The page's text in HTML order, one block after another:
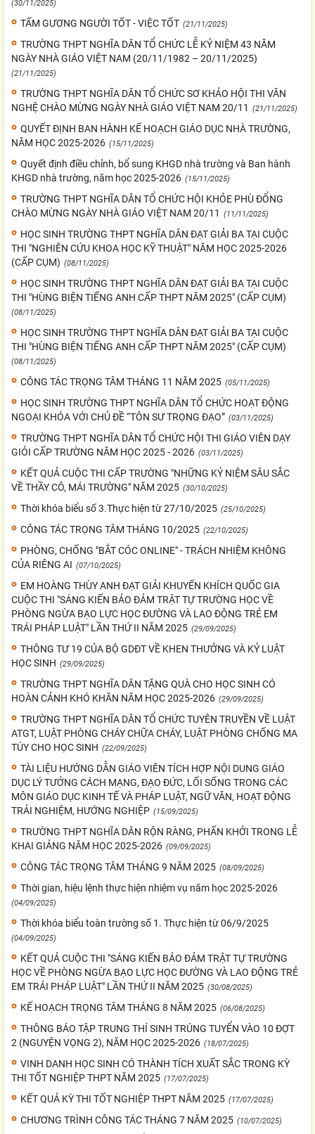
(30/11/2025)
TẤM GƯƠNG NGƯỜI TỐT - VIỆC TỐT (21/11/2025)
TRƯỜNG THPT NGHĨA DÂN TỔ CHỨC LỄ KỶ NIỆM 43 NĂM
NGÀY NHÀ GIÁO VIỆT NAM (20/11/1982 – 20/11/2025)
(21/11/2025)
TRƯỜNG THPT NGHĨA DÂN TỔ CHỨC SƠ KHẢO HỘI THI VĂN
NGHỆ CHÀO MỪNG NGÀY NHÀ GIÁO VIỆT NAM 20/11
(21/11/2025)
QUYẾT ĐỊNH BAN HÀNH KẾ HOẠCH GIÁO DỤC NHÀ TRƯỜNG,
NĂM HỌC 2025-2026 (15/11/2025)
Quyết định điều chỉnh, bổ sung KHGD nhà trường và Ban hành
KHGD nhà trường, năm học 2025-2026 (15/11/2025)
TRƯỜNG THPT NGHĨA DÂN TỔ CHỨC HỘI KHỎE PHÙ ĐỔNG
CHÀO MỪNG NGÀY NHÀ GIÁO VIỆT NAM 20/11
(11/11/2025)
HỌC SINH TRƯỜNG THPT NGHĨA DÂN ĐẠT GIẢI BA TẠI CUỘC
THI "NGHIÊN CỨU KHOA HỌC KỸ THUẬT" NĂM HỌC 2025-2026
(CẤP CỤM) (08/11/2025)
HỌC SINH TRƯỜNG THPT NGHĨA DÂN ĐẠT GIẢI BA TẠI CUỘC
THI "HÙNG BIỆN TIẾNG ANH CẤP THPT NĂM 2025" (CẤP CỤM)
(08/11/2025)
HỌC SINH TRƯỜNG THPT NGHĨA DÂN ĐẠT GIẢI BA TẠI CUỘC
THI "HÙNG BIỆN TIẾNG ANH CẤP THPT NĂM 2025" (CẤP CỤM)
(08/11/2025)
CÔNG TÁC TRỌNG TÂM THÁNG 11 NĂM 2025 (05/11/2025)
HỌC SINH TRƯỜNG THPT NGHĨA DÂN TỔ CHỨC HOẠT ĐỘNG
NGOẠI KHÓA VỚI CHỦ ĐỀ “TÔN SƯ TRỌNG ĐẠO” (03/11/2025)
TRƯỜNG THPT NGHĨA DÂN TỔ CHỨC HỘI THI GIÁO VIÊN DẠY
GIỎI CẤP TRƯỜNG NĂM HỌC 2025 - 2026 (03/11/2025)
KẾT QUẢ CUỘC THI CẤP TRƯỜNG "NHỮNG KỶ NIỆM SÂU SẮC
VỀ THẦY CÔ, MÁI TRƯỜNG" NĂM 2025 (30/10/2025)
Thời khóa biểu số 3.Thực hiện từ 27/10/2025 (25/10/2025)
CÔNG TÁC TRỌNG TÂM THÁNG 10/2025 (22/10/2025)
PHÒNG, CHỐNG "BẮT CÓC ONLINE" - TRÁCH NHIỆM KHÔNG
CỦA RIÊNG AI (07/10/2025)
EM HOÀNG THÙY ANH ĐẠT GIẢI KHUYẾN KHÍCH QUỐC GIA
CUỘC THI "SÁNG KIẾN BẢO ĐẢM TRẬT TỰ TRƯỜNG HỌC VỀ
PHÒNG NGỪA BẠO LỰC HỌC ĐƯỜNG VÀ LAO ĐỘNG TRẺ EM
TRÁI PHÁP LUẬT" LẦN THỨ II NĂM 2025 (29/09/2025)
THÔNG TƯ 19 CỦA BỘ GDĐT VỀ KHEN THƯỞNG VÀ KỶ LUẬT
HỌC SINH (29/09/2025)
TRƯỜNG THPT NGHĨA DÂN TẶNG QUÀ CHO HỌC SINH CÓ
HOÀN CẢNH KHÓ KHĂN NĂM HỌC 2025-2026 (29/09/2025)
TRƯỜNG THPT NGHĨA DÂN TỔ CHỨC TUYÊN TRUYỀN VỀ LUẬT
ATGT, LUẬT PHÒNG CHÁY CHỮA CHÁY, LUẬT PHÒNG CHỐNG MA
TÚY CHO HỌC SINH (22/09/2025)
TÀI LIỆU HƯỚNG DẪN GIÁO VIÊN TÍCH HỢP NỘI DUNG GIÁO
DỤC LÝ TƯỞNG CÁCH MẠNG, ĐẠO ĐỨC, LỐI SỐNG TRONG CÁC
MÔN GIÁO DỤC KINH TẾ VÀ PHÁP LUẬT, NGỮ VĂN, HOẠT ĐỘNG
TRẢI NGHIỆM, HƯỚNG NGHIỆP (15/09/2025)
TRƯỜNG THPT NGHĨA DÂN RỘN RÀNG, PHẤN KHỞI TRONG LỄ
KHAI GIẢNG NĂM HỌC 2025-2026 (09/09/2025)
CÔNG TÁC TRỌNG TÂM THÁNG 9 NĂM 2025 (08/09/2025)
Thời gian, hiệu lệnh thực hiện nhiệm vụ năm học 2025-2026
(04/09/2025)
Thời khóa biểu toàn trường số 1. Thực hiện từ 06/9/2025
(04/09/2025)
KẾT QUẢ CUỘC THI "SÁNG KIẾN BẢO ĐẢM TRẬT TỰ TRƯỜNG
HỌC VỀ PHÒNG NGỪA BẠO LỰC HỌC ĐƯỜNG VÀ LAO ĐỘNG TRẺ
EM TRÁI PHÁP LUẬT" LẦN THỨ II NĂM 2025 (30/08/2025)
KẾ HOẠCH TRỌNG TÂM THÁNG 8 NĂM 2025 (06/08/2025)
THÔNG BÁO TẬP TRUNG THÍ SINH TRÚNG TUYỂN VÀO 10 ĐỢT
2 (NGUYỆN VỌNG 2), NĂM HỌC 2025-2026 (18/07/2025)
VINH DANH HỌC SINH CÓ THÀNH TÍCH XUẤT SẮC TRONG KỲ
THI TỐT NGHIỆP THPT NĂM 2025 (17/07/2025)
KẾT QUẢ KỲ THI TỐT NGHIỆP THPT NĂM 2025 (17/07/2025)
CHƯƠNG TRÌNH CÔNG TÁC THÁNG 7 NĂM 2025 (10/07/2025)